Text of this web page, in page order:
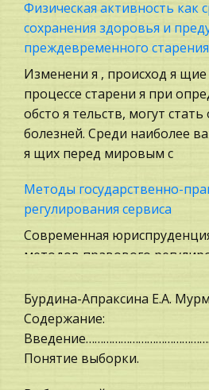
Архитектура
Охрана природы, Экология,
Теория систем
Компьютеры и
Искусство
макроэкономика
Философия
Культурология
Ветеринария
Медицина
Астрономия, Авиация,
Физическая активность как
сохранения здоровья и
преждевременного старения
Изменени я , происход я
процессе старени я при
обсто я тельств, могут
болезней. Среди наиболее
я щих перед мировым с
Методы государственно-
регулирования сервиса
Современная
методов правового
системе государственных
Пренебрегая, и не применяя
Институт семьи в античную
Бурдина-Апраксина Е.А.
Содержание:
Понятие выборки.